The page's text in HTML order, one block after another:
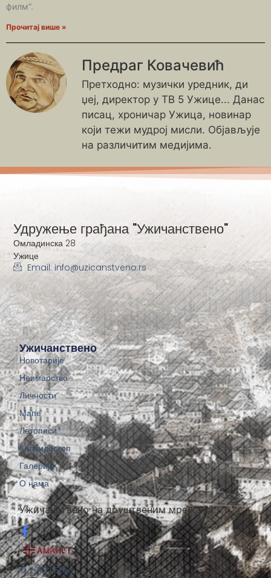
филм”.
Прочитај више »
Предраг Ковачевић
Претходно: музички уредник, ди
џеј, директор у ТВ 5 Ужице... Данас
писац, хроничар Ужица, новинар
који тежи мудрој мисли. Објављује
на различитим медијима.
Ужичанствено на друштвеним мрежама:
© 2018 | Бруе
Ужичанствено
Новотарије
Неимарство
Личности
Мапе
Летописи
Калеидоскоп
Галерије
О нама
Удружење грађана "Ужичанствено"
Омладинска 28
Ужице
Email: info@uzicanstveno.rs